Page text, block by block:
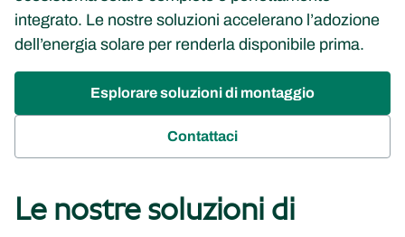
integrato. Le nostre soluzioni accelerano l’adozione
dell’energia solare per renderla disponibile prima.
Esplorare soluzioni di montaggio
Contattaci
Le nostre soluzioni di